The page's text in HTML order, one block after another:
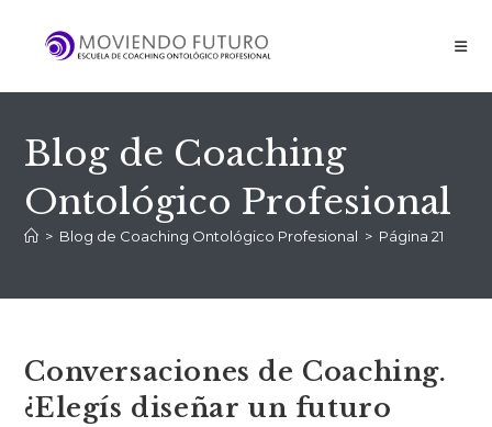
Blog de Coaching
Ontológico Profesional
> Blog de Coaching Ontológico Profesional > Página 21
Conversaciones de Coaching.
¿Elegís diseñar un futuro